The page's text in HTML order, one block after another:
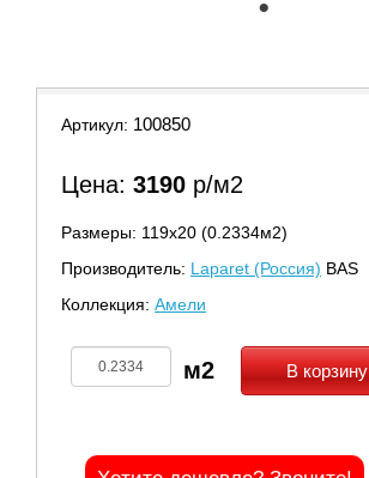
Артикул: 100850
Цена: 3190 р/м2
Размеры: 119х20 (0.2334м2)
Производитель: Laparet (Россия) BAS
Коллекция: Амели
В корзину